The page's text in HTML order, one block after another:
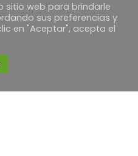
sitio web para brindarle
sus preferencias y
en "Aceptar", acepta el